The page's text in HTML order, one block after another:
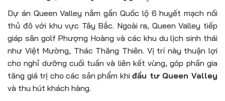
Dự án Queen Valley nằm gần Quốc lộ 6 huyết mạch nối
thủ đô với khu vực Tây Bắc. Ngoài ra, Queen Valley tiếp
giáp sân golf Phượng Hoàng và các khu du lịch sinh thái
như Việt Mường, Thác Thăng Thiên. Vị trí này thuận lợi
cho nghỉ dưỡng cuối tuần và liên kết vùng, góp phần gia
tăng giá trị cho các sản phẩm khiđầu tư Queen Valley
và thu hút khách hàng.